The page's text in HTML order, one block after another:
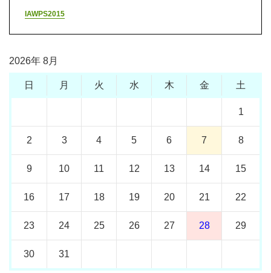
IAWPS2015
2026年 8月
日 月 火 水 木 金 土
1
2 3 4 5 6 7 8
9 10 11 12 13 14 15
16 17 18 19 20 21 22
23 24 25 26 27 28 29
30 31